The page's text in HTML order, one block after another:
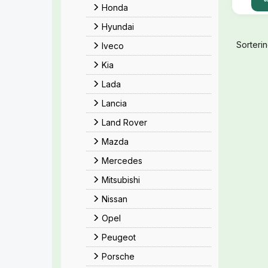
Honda
Hyundai
Iveco
Kia
Lada
Lancia
Land Rover
Mazda
Mercedes
Mitsubishi
Nissan
Opel
Peugeot
Porsche